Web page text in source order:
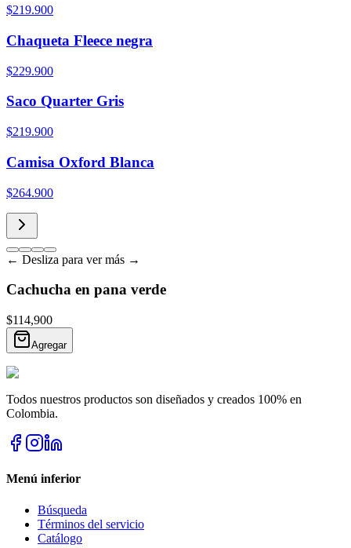
$219.900
Chaqueta Fleece negra
$229.900
Saco Quarter Gris
$219.900
Camisa Oxford Blanca
$264.900
← Desliza para ver más →
Cachucha en pana verde
$114,900
Agregar
Todos nuestros productos son diseñados y creados 100% en
Colombia.
Menú inferior
Búsqueda
Términos del servicio
Catálogo